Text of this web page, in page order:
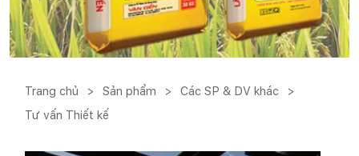
Trang chủ > Sản phẩm > Các SP & DV khác
>
Tư vấn Thiết kế